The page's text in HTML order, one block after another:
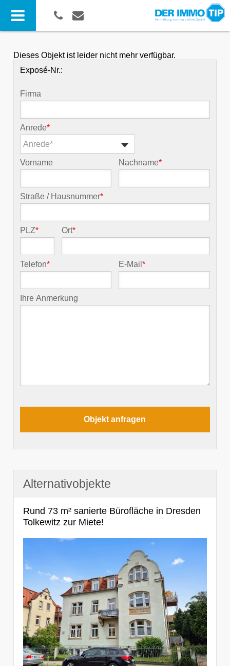
Dieses Objekt ist leider nicht mehr verfügbar.
Exposé-Nr.:
Firma
Anrede*
Anrede*
Vorname Nachname*
Straße / Hausnummer*
PLZ* Ort*
Telefon* E-Mail*
Ihre Anmerkung
Alternativobjekte
Rund 73 m² sanierte Bürofläche in Dresden
Tolkewitz zur Miete!